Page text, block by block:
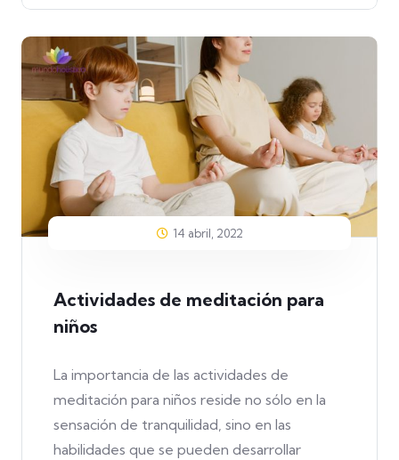
14 abril, 2022
Actividades de meditación para
niños
La importancia de las actividades de
meditación para niños reside no sólo en la
sensación de tranquilidad, sino en las
habilidades que se pueden desarrollar